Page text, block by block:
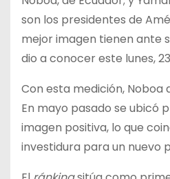
son los presidentes de
mejor imagen tienen ante
dio a conocer este lunes,
Con esta medición, Noboa
En mayo pasado se ubicó
imagen positiva, lo que
investidura para un nuevo